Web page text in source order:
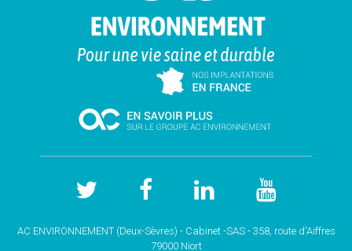
AC ENVIRONNEMENT (Deux-Sèvres) - Cabinet -SAS - 358, route d'Aiffres
79000 Niort